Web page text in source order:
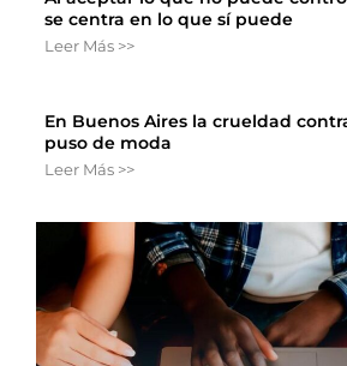
se centra en lo que sí puede
Leer Más >>
En Buenos Aires la crueldad
puso de moda
Leer Más >>